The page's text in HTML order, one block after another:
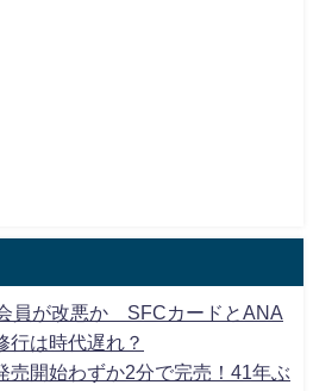
員が改悪か SFCカードとANA
は時代遅れ？
売開始わずか2分で完売！41年ぶ